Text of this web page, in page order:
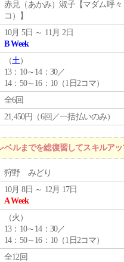
赤見（あかみ）淑子【マダム呼々
コ）】
10月 5日 ～ 11月 2日
B Week
（土）
13：10～14：30／
14：50～16：10（1日2コマ）
全6回
21,450円（6回／一括払いのみ）
ベルまでを総復習してスキルア
狩野 みどり
10月 8日 ～ 12月 17日
A Week
（火 ）
13：10～14：30／
14：50～16：10（1日2コマ）
全12回